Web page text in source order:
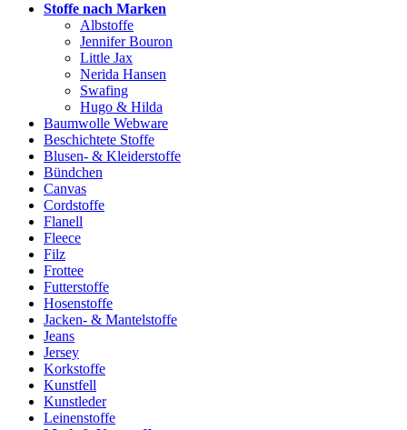
Stoffe nach Marken
Albstoffe
Jennifer Bouron
Little Jax
Nerida Hansen
Swafing
Hugo & Hilda
Baumwolle Webware
Beschichtete Stoffe
Blusen- & Kleiderstoffe
Bündchen
Canvas
Cordstoffe
Flanell
Fleece
Filz
Frottee
Futterstoffe
Hosenstoffe
Jacken- & Mantelstoffe
Jeans
Jersey
Korkstoffe
Kunstfell
Kunstleder
Leinenstoffe